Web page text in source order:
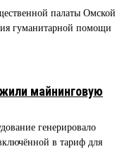
палаты Омской
гуманитарной помощи
майнинговую
генерировало
в тариф для